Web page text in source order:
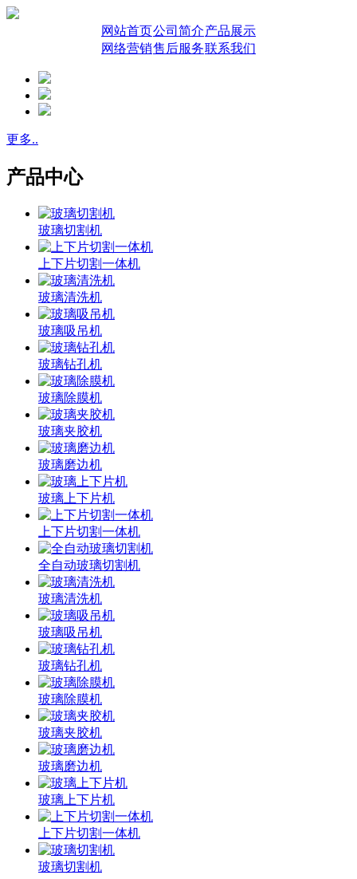
网站首页公司简介产品展示
网络营销售后服务联系我们
更多..
产品中心
玻璃切割机
上下片切割一体机
玻璃清洗机
玻璃吸吊机
玻璃钻孔机
玻璃除膜机
玻璃夹胶机
玻璃磨边机
玻璃上下片机
上下片切割一体机
全自动玻璃切割机
玻璃清洗机
玻璃吸吊机
玻璃钻孔机
玻璃除膜机
玻璃夹胶机
玻璃磨边机
玻璃上下片机
上下片切割一体机
玻璃切割机